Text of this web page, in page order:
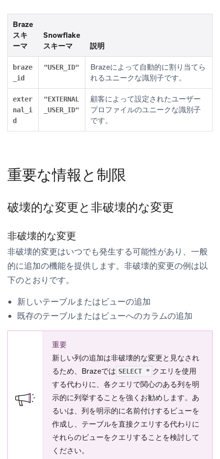
Braze
スキ
ーマ
Snowflake
スキーマ
説明
braze
_id
"USER_ID"
Brazeによって自動的に割り当てら
れるユニークな識別子です。
exter
nal_i
d
"EXTERNAL
_USER_ID"
顧客によって設定されたユーザー
プロファイルのユニークな識別子
です。
重要な情報と制限
破壊的な変更と非破壊的な変更
非破壊的な変更
非破壊的変更はいつでも発生する可能性があり、一般
的に追加の機能を提供します。非破壊的変更の例は以
下のとおりです。
新しいテーブルまたはビューの追加
既存のテーブルまたはビューへのカラムの追加
重要
新しい列の追加は非破壊的な変更と見なされ
るため、Brazeでは SELECT * クエリを使用
する代わりに、各クエリで関心のある列を明
示的に列挙することを強くお勧めします。あ
るいは、列を明示的に名前付けするビューを
作成し、テーブルを直接クエリする代わりに
それらのビューをクエリすることを検討して
ください。